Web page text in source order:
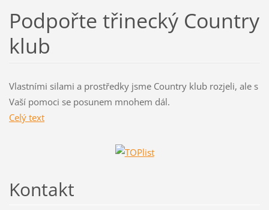
Podpořte třinecký Country
klub
Vlastními silami a prostředky jsme Country klub rozjeli, ale s
Vaší pomoci se posunem mnohem dál.
Celý text
Kontakt